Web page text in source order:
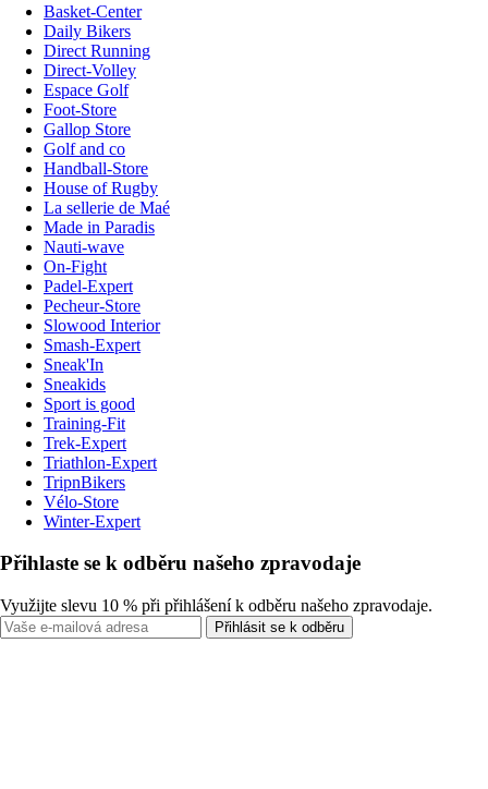
Basket-Center
Daily Bikers
Direct Running
Direct-Volley
Espace Golf
Foot-Store
Gallop Store
Golf and co
Handball-Store
House of Rugby
La sellerie de Maé
Made in Paradis
Nauti-wave
On-Fight
Padel-Expert
Pecheur-Store
Slowood Interior
Smash-Expert
Sneak'In
Sneakids
Sport is good
Training-Fit
Trek-Expert
Triathlon-Expert
TripnBikers
Vélo-Store
Winter-Expert
Přihlaste se k odběru našeho zpravodaje
Využijte slevu 10 % při přihlášení k odběru našeho zpravodaje.
Přihlásit se k odběru